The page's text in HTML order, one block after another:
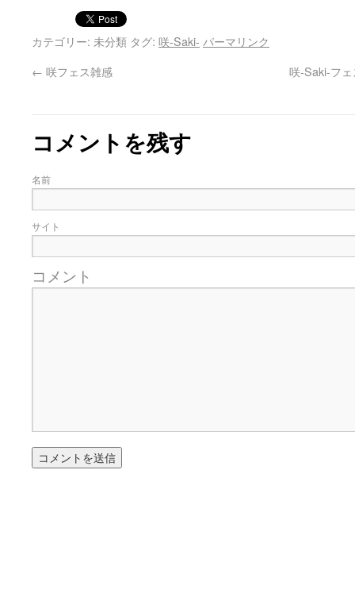
カテゴリー: 未分類 タグ: 咲-Saki- パーマリンク
← 咲フェス雑感 咲-Saki-フ
コメントを残す
名前
サイト
コメント